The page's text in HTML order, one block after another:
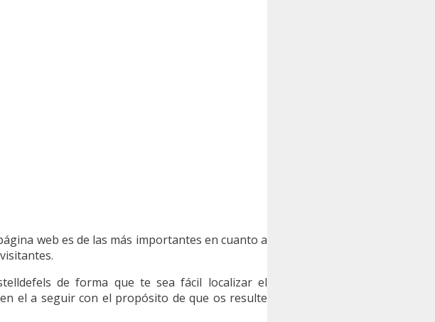
web es de las más importantes en cuanto a
de forma que te sea fácil localizar el
el a seguir con el propósito de que os resulte